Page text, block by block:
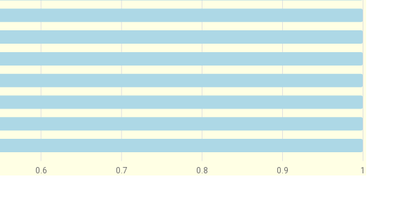
0.6 0.7 0.8 0.9 1